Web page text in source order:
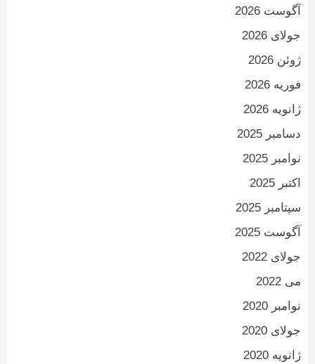
آگوست 2026
جولای 2026
ژوئن 2026
فوریه 2026
ژانویه 2026
دسامبر 2025
نوامبر 2025
اکتبر 2025
سپتامبر 2025
آگوست 2025
جولای 2022
می 2022
نوامبر 2020
جولای 2020
ژانویه 2020